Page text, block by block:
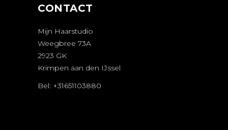
CONTACT
Mijn Haarstudio
Weegbree 73A
2923 GK
Krimpen aan den IJssel
Bel: +31651103880